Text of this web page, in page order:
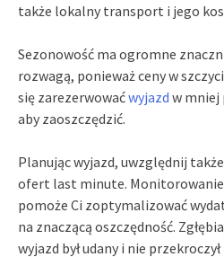
także lokalny transport i jego
Sezonowość ma ogromne
rozwagą, ponieważ ceny w
się zarezerwowaćwyjazd w mniej
aby zaoszczędzić.
Planując wyjazd, uwzględnij
ofert last minute.
pomoże Ci zoptymalizować
na znaczącą oszczędność.
wyjazd był udany i nie